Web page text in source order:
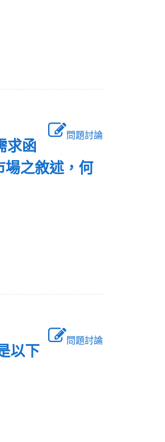
問題討論
求函
場之敘述，何
問題討論
以下